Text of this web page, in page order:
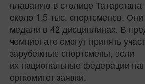
плаванию в столице Татарстана
около 1,5 тыс. спортсменов.
медали в 42 дисциплинах. В
чемпионате смогут принять
зарубежные спортсмены, если
их национальные федерации
оргкомитет заявки.